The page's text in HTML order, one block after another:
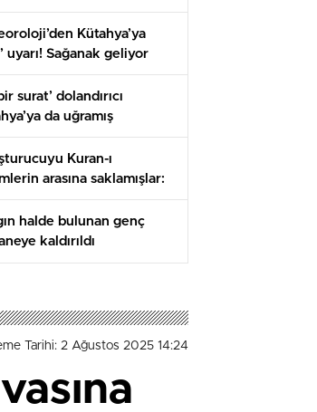
6 şüpheli gözaltına alındı
Kütahya’ya
uyarı! Sağanak geliyor
surat’ dolandırıcı
da uğramış
Kuran-ı
arasına saklamışlar:
halde bulunan genç
kaldırıldı
Tarihi: 2 Ağustos 2025 14:24